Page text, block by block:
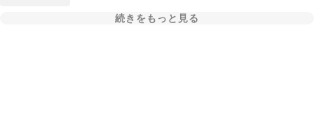
続きをもっと見る